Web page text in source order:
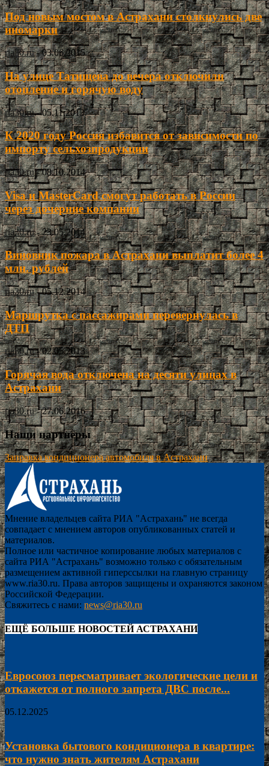
Под новым мостом в Астрахани столкнулись две
иномарки
ria30.ru - 03.06.2015
На улице Татищева до вечера отключили
отопление и горячую воду
ria30.ru - 05.11.2013
К 2020 году Россия избавится от зависимости по
импорту сельхозпродукции
ria30.ru - 08.10.2014
Visa и MasterCard смогут работать в России
через дочерние компании
ria30.ru - 23.05.2014
Виновник пожара в Астрахани выплатит более 4
млн. рублей
ria30.ru - 05.12.2014
Маршрутка с пассажирами перевернулась в
ДТП
ria30.ru - 02.05.2013
Горячая вода отключена на десяти улицах в
Астрахани
ria30.ru - 27.06.2016
Наши партнёры
Заправка кондиционера автомобиля в Астрахани
Мнение владельцев сайта РИА "Астрахань" не всегда
совпадает с мнением авторов опубликованных статей и
материалов.
Полное или частичное копирование любых материалов с
сайта РИА "Астрахань" возможно только с обязательным
размещением активной гиперссылки на главную страницу
www.ria30.ru. Права авторов защищены и охраняются законом
Российской Федерации.
Свяжитесь с нами: news@ria30.ru
ЕЩЁ БОЛЬШЕ НОВОСТЕЙ АСТРАХАНИ
Евросоюз пересматривает экологические цели и
откажется от полного запрета ДВС после...
05.12.2025
Установка бытового кондиционера в квартире:
что нужно знать жителям Астрахани